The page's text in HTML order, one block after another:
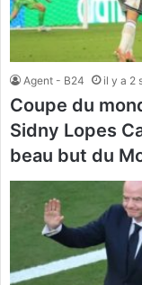
Agent - B24 il y a 2
Coupe du
Sidny Lopes
beau but du